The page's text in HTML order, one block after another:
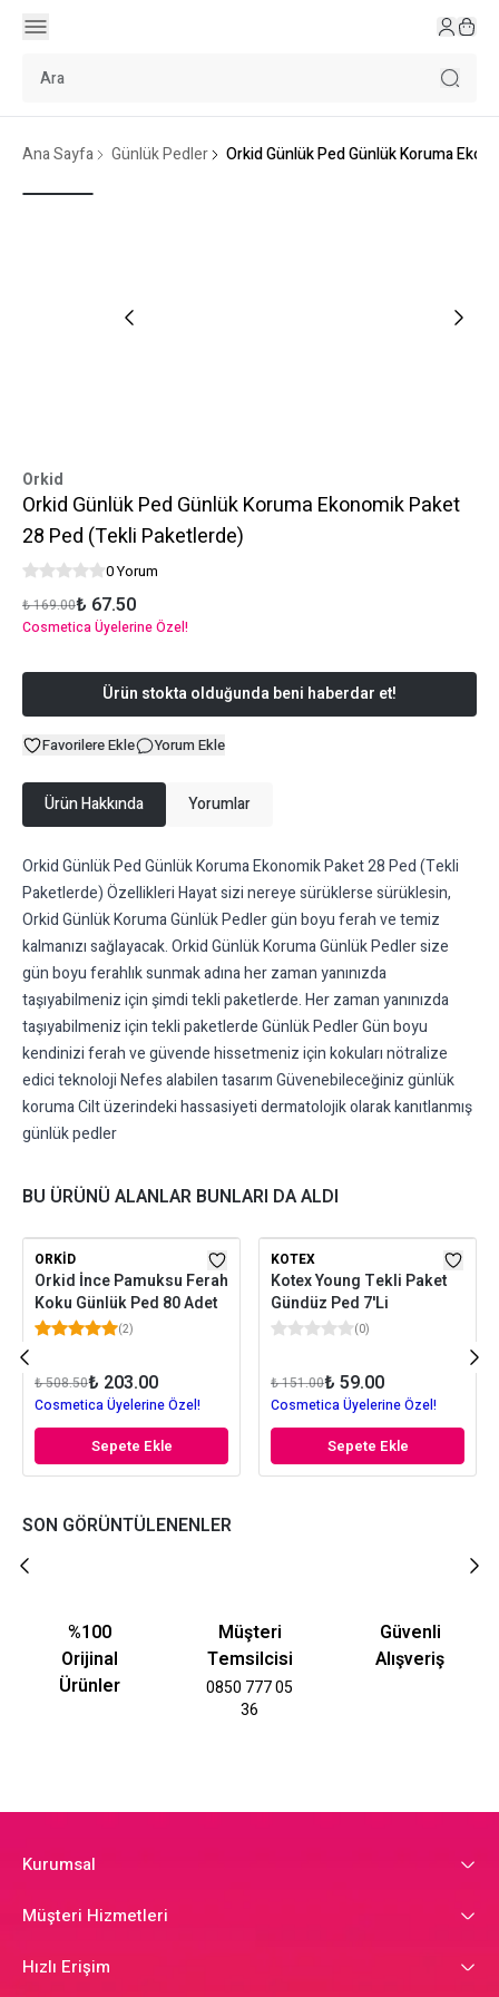
Ana Sayfa Günlük Pedler Orkid Günlük Ped Günlük Koruma
Orkid
Orkid Günlük Ped Günlük Koruma Ekonomik Paket
28 Ped (Tekli Paketlerde)
0 Yorum
₺ 169.00₺ 67.50
Cosmetica Üyelerine Özel!
Ürün stokta olduğunda beni haberdar et!
Favorilere Ekle Yorum Ekle
Ürün Hakkında Yorumlar
Orkid Günlük Ped Günlük Koruma Ekonomik Paket 28 Ped (Tekli
Paketlerde) Özellikleri Hayat sizi nereye sürüklerse sürüklesin,
Orkid Günlük Koruma Günlük Pedler gün boyu ferah ve temiz
kalmanızı sağlayacak. Orkid Günlük Koruma Günlük Pedler size
gün boyu ferahlık sunmak adına her zaman yanınızda
taşıyabilmeniz için şimdi tekli paketlerde. Her zaman yanınızda
taşıyabilmeniz için tekli paketlerde Günlük Pedler Gün boyu
kendinizi ferah ve güvende hissetmeniz için kokuları nötralize
edici teknoloji Nefes alabilen tasarım Güvenebileceğiniz günlük
koruma Cilt üzerindeki hassasiyeti dermatolojik olarak kanıtlanmış
günlük pedler
BU ÜRÜNÜ ALANLAR BUNLARI DA ALDI
ORKID
Orkid İnce Pamuksu Ferah
Koku Günlük Ped 80 Adet
(2)
₺ 508.50₺ 203.00
Cosmetica Üyelerine Özel!
Sepete Ekle
KOTEX
Kotex Young Tekli Paket
Gündüz Ped 7'Li
(0)
₺ 151.00₺ 59.00
Cosmetica Üyelerine Özel!
Sepete Ekle
SON GÖRÜNTÜLENENLER
%100
Orijinal
Ürünler
Müşteri
Temsilcisi
0850 777 05
36
Güvenli
Alışveriş
Kurumsal
Müşteri Hizmetleri
Hızlı Erişim